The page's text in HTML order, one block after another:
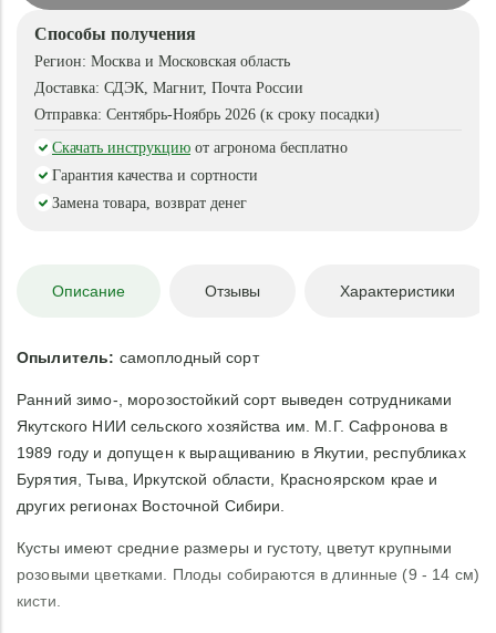
Способы получения
Регион: Москва и Московская область
Доставка: СДЭК, Магнит, Почта России
Отправка: Сентябрь-Ноябрь 2026 (к сроку посадки)
Скачать инструкцию от агронома бесплатно
Гарантия качества и сортности
Замена товара, возврат денег
Описание Отзывы Характеристики
Опылитель: самоплодный сорт
Ранний зимо-, морозостойкий сорт выведен сотрудниками
Якутского НИИ сельского хозяйства им. М.Г. Сафронова в
1989 году и допущен к выращиванию в Якутии, республиках
Бурятия, Тыва, Иркутской области, Красноярском крае и
других регионах Восточной Сибири.
Кусты имеют средние размеры и густоту, цветут крупными
розовыми цветками. Плоды собираются в длинные (9 - 14 см)
кисти.